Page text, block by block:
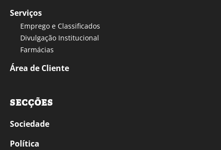
Serviços
Emprego e Classificados
Divulgação Institucional
Farmácias
Área de Cliente
SECÇÕES
Sociedade
Política